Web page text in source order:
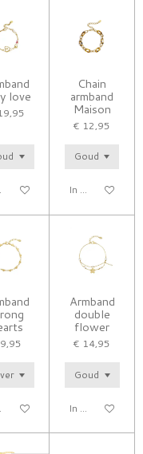
love
Chain
armband
Maison
€ 12,95
In winkelwagen
Armband
double
flower
€ 14,95
In winkelwagen